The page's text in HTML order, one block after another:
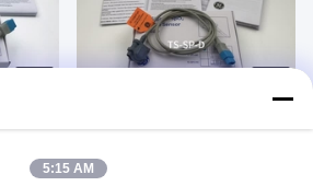
Sensor wiederverwendbar
5:15 AM